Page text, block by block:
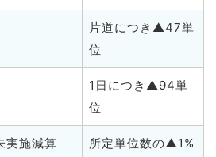
片道につき▲47単
位
1日につき▲94単
位
実施減算 所定単位数の▲1%